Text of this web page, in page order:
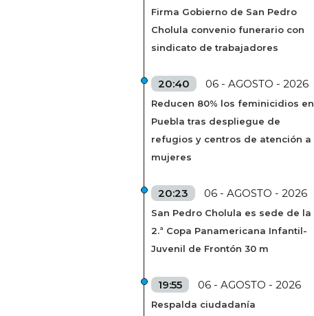
Firma Gobierno de San Pedro
Cholula convenio funerario con
sindicato de trabajadores
20:40 06 - AGOSTO - 2026
Reducen 80% los feminicidios en
Puebla tras despliegue de
refugios y centros de atención a
mujeres
20:23 06 - AGOSTO - 2026
San Pedro Cholula es sede de la
2.ª Copa Panamericana Infantil-
Juvenil de Frontón 30 m
19:55 06 - AGOSTO - 2026
Respalda ciudadanía